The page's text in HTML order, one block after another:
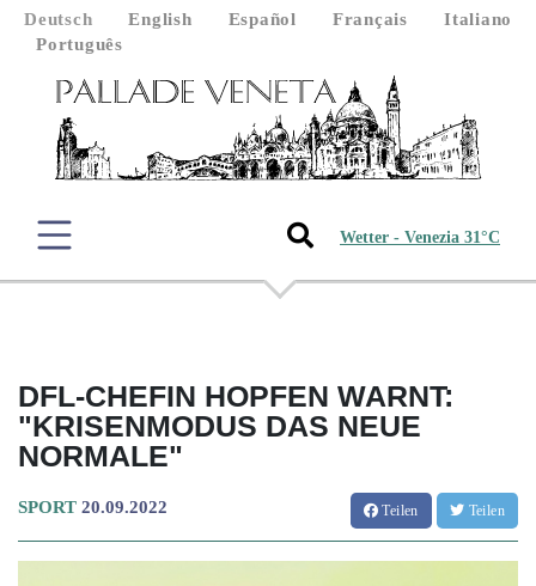
Deutsch English Español Français
Italiano
Português
Wetter - Venezia 31°C
DFL-CHEFIN HOPFEN WARNT:
"KRISENMODUS DAS NEUE
NORMALE"
SPORT 20.09.2022 Teilen Teilen